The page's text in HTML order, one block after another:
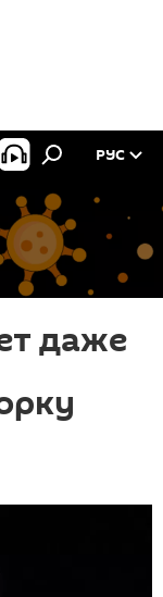
РУС
даже